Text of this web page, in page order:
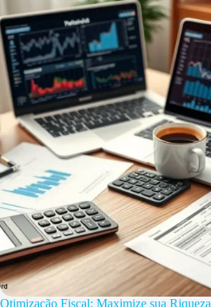
Otimização Fiscal: Maximize sua Riqueza